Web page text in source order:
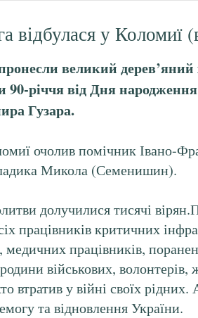
відбулася у Коломиї
великий дерев’яний
90-річчя від Дня
Гузара.
очолив помічник Івано-
Микола (Семенишин).
долучилися тисячі
працівників критичних
медичних працівників,
військових, волонтерів,
втратив у війні своїх рідних.
та відновлення України.